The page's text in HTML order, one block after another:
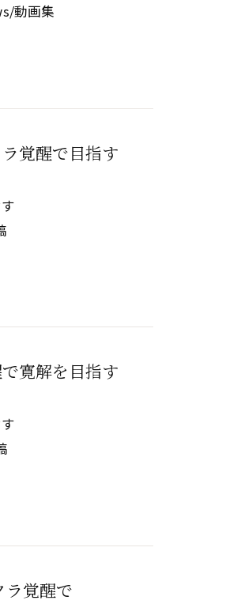
動画集
覚醒で目指す
寛解を目指す
ラ覚醒で